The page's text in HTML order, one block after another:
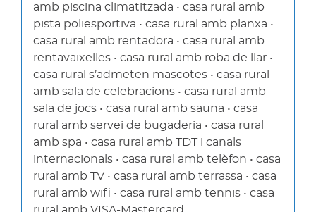
amb piscina climatitzada • casa rural amb
pista poliesportiva • casa rural amb planxa •
casa rural amb rentadora • casa rural amb
rentavaixelles • casa rural amb roba de llar •
casa rural s’admeten mascotes • casa rural
amb sala de celebracions • casa rural amb
sala de jocs • casa rural amb sauna • casa
rural amb servei de bugaderia • casa rural
amb spa • casa rural amb TDT i canals
internacionals • casa rural amb telèfon • casa
rural amb TV • casa rural amb terrassa • casa
rural amb wifi • casa rural amb tennis • casa
rural amb VISA-Mastercard